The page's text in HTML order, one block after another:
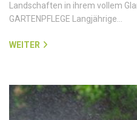
Landschaften in ihrem vollem
GARTENPFLEGE Langjährige…
WEITER